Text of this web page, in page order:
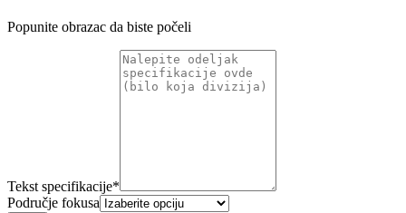
Popunite obrazac da biste počeli
Tekst specifikacije*
Područje fokusa